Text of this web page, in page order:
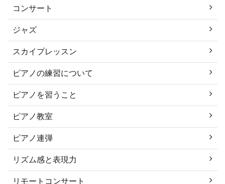
コンサート
ジャズ
スカイプレッスン
ピアノの練習について
ピアノを習うこと
ピアノ教室
ピアノ連弾
リズム感と表現力
リモートコンサート